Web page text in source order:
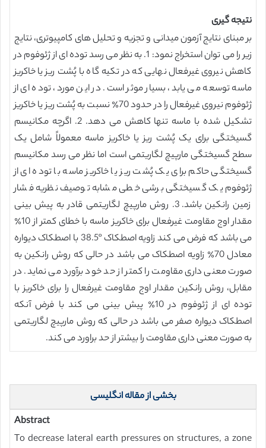
نتیجه گیری
بر مبنای نتایج آزمون میدانی و تجزیه و تحلیل های کامپیوتری، نتایج
زیر را می توان استخراج نمود: 1. به نظر می رسد توده ای از ژئوفوم در
کاهش نیروی غیرفعال نهایی که در تکیه گاه با پُشت ریز یا خاکریز
ماسه توسعه می یابد، بسیار موثر است. در این مورد، توده ای از
ژئوفوم نیروی غیرفعال را در حدود 70٪ نسبت به پُشت ریز یا خاکریز
تشکیل شده با ماسه تنها کاهش می دهد. 2. اگرچه مکانیسم
گسیختگی برای یک پُشت ریز یا خاکریز ماسه معمولاً شامل یک
سطح گسیختگی مارپیچ لگاریتمی است اما نظر می رسد مکانیسم
گسیختگی حاکم برای یک پُشت ریز یا خاکریز ماسه با توده ای از
ژئوفوم یک گسیختگی برشی خطی مشابه توصیف نظریه فشار
زمین رانکین باشد. 3. روش مارپیچ لگاریتمی قادر به پیش بینی
مقدار اوج مقاومت غیرفعال برای خاکریز ماسه با خطای کمتر از 10٪
می باشد که فرض می کند زاویه اصطکاک 38.5º با اصطکاک دیواره
معادل 70٪ زاویه اصطکاک می باشد در حالی که روش رانکین به
صورت معنی داری مقاومت را کمتر از حد خود برآورد می نماید. در
مقابل، روش رانکین مقدار اوج مقاومت غیرفعال را برای خاکریز با
توده ای از ژئوفوم در 10٪ پیش بینی می کند با فرض آنکه
اصطکاک دیواره صفر می باشد در حالی که روش مارپیچ لگاریتمی
به صورت معنی داری مقاومت را بیشتر از حد براورد می کند.
بخشی از مقاله انگلیسی
Abstract
To decrease lateral earth pressures on structures, a zone